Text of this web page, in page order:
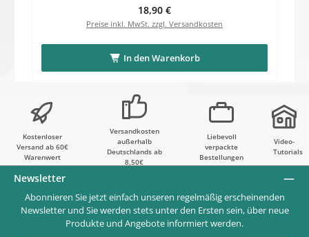
Regulärer Preis:
18,90 €
Preise inkl. MwSt. zzgl. Versandkosten
In den Warenkorb
Kostenloser
Versand ab 60€
Warenwert
Versandkosten
außerhalb
Deutschlands ab
8,50€
Liebevoll
verpackte
Bestellungen
Video-
Tutorials
Newsletter
Abonnieren Sie jetzt einfach unseren regelmäßig erscheinenden
Newsletter und Sie werden stets unter den Ersten sein, über neue
Produkte und Angebote informiert werden.